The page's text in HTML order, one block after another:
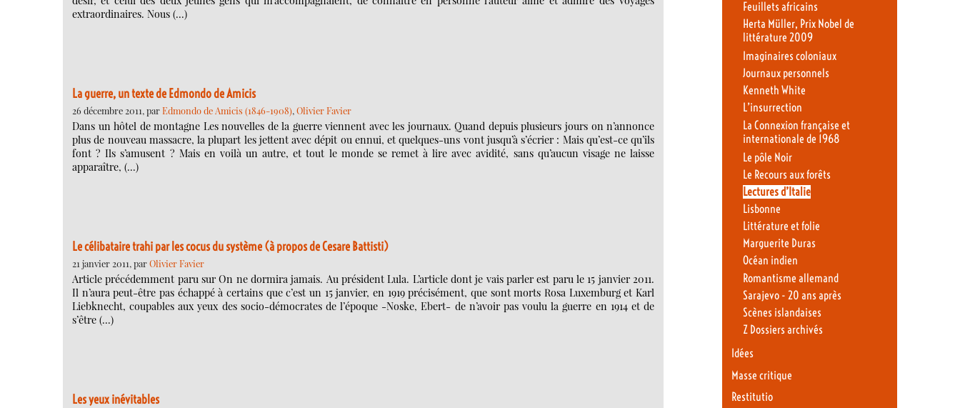
extraordinaires. Nous (…)
La guerre, un texte de Edmondo de Amicis
26 décembre 2011, parEdmondo de Amicis (1846-1908), Olivier Favier
Dans un hôtel de montagne Les nouvelles de la guerre viennent avec les journaux. Quand depuis plusieurs jours on n’annonce
plus de nouveau massacre, la plupart les jettent avec dépit ou ennui, et quelques-uns vont jusqu’à s’écrier : Mais qu’est-ce qu’ils
font ? Ils s’amusent ? Mais en voilà un autre, et tout le monde se remet à lire avec avidité, sans qu’aucun visage ne laisse
apparaître, (…)
Le célibataire trahi par les cocus du système (à propos de Cesare Battisti)
21 janvier 2011, parOlivier Favier
Article précédemment paru sur On ne dormira jamais. Au président Lula. L’article dont je vais parler est paru le 15 janvier 2011.
Il n’aura peut-être pas échappé à certains que c’est un 15 janvier, en 1919 précisément, que sont morts Rosa Luxemburg et Karl
Liebknecht, coupables aux yeux des socio-démocrates de l’époque -Noske, Ebert- de n’avoir pas voulu la guerre en 1914 et de
s’être (…)
Les yeux inévitables
Feuillets africains
Herta Müller, Prix Nobel de
littérature 2009
Imaginaires coloniaux
Journaux personnels
Kenneth White
L’insurrection
La Connexion française et
internationale de 1968
Le pôle Noir
Le Recours aux forêts
Lectures d’Italie
Lisbonne
Littérature et folie
Marguerite Duras
Océan indien
Romantisme allemand
Sarajevo - 20 ans après
Scènes islandaises
Z Dossiers archivés
Idées
Masse critique
Restitutio